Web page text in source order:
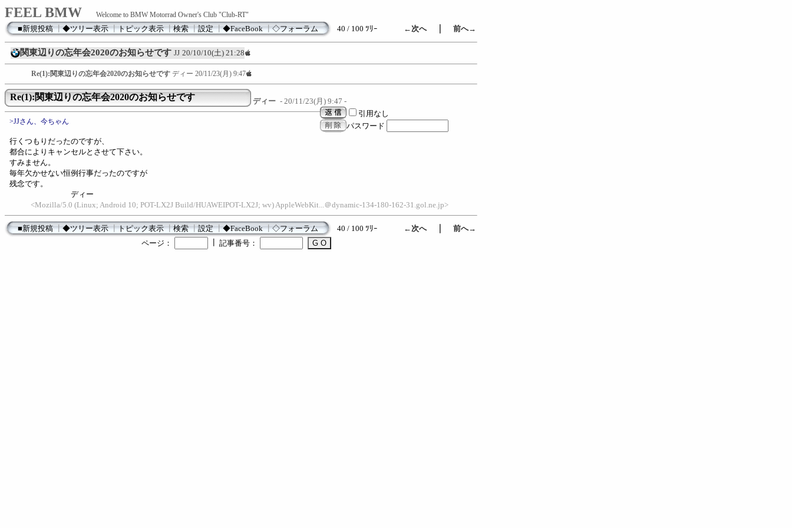
FEEL BMW Welcome to BMW Motorrad Owner's Club "Club-RT"
■新規投稿┃◆ツリー表示┃トピック表示┃検索┃設定┃◆FaceBook┃◇フォーラム 40 / 100 ﾂﾘｰ ←次へ｜ 前へ→
関東辺りの忘年会2020のお知らせです JJ 20/10/10(土) 21:28
Re(1):関東辺りの忘年会2020のお知らせです ディー 20/11/23(月) 9:47
Re(1):関東辺りの忘年会2020のお知らせです ディー - 20/11/23(月) 9:47 -
引用なし
パスワード
>JJさん、今ちゃん
行くつもりだったのですが、
都合によりキャンセルとさせて下さい。
すみません。
毎年欠かせない恒例行事だったのですが
残念です。
ディー
<Mozilla/5.0 (Linux; Android 10; POT-LX2J Build/HUAWEIPOT-LX2J; wv) AppleWebKit...＠dynamic-134-180-162-31.gol.ne.jp>
■新規投稿┃◆ツリー表示┃トピック表示┃検索┃設定┃◆FaceBook┃◇フォーラム 40 / 100 ﾂﾘｰ ←次へ｜ 前へ→
ページ：
記事番号：